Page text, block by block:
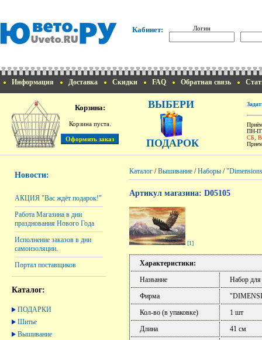
Кабинет: Логин
Информация Доставка Скидки FAQ Обратная связь
Корзина:
Корзина пуста.
ВЫБЕРИ
ПОДАРОК
ПН-
СБ,
Новости:
АКЦИЯ "Вас ждёт подарок!"
Работа Магазина в дни
празднования Нового Года
Исполнение заказов в дни
самоизоляции.
Портал поставщиков
Каталог:
ПОДАРКИ
Шитье
Вышивание
Каталог /Вышивание /Наборы /
Артикул магазина: D05105
[1]
Характеристики:
Название
Набор
Фирма
Кол-во (в упаковке)
1 шт
Длина
41 см